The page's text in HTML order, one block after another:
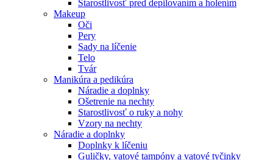
Starostlivosť pred depilovaním a holením
Makeup
Oči
Pery
Sady na líčenie
Telo
Tvár
Manikúra a pedikúra
Náradie a doplnky
Ošetrenie na nechty
Starostlivosť o ruky a nohy
Vzory na nechty
Náradie a doplnky
Doplnky k líčeniu
Guličky, vatové tampóny a vatové tyčinky